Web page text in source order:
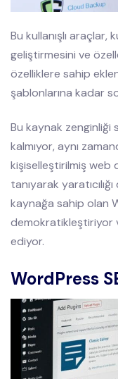
Bu kullanışlı araçlar,
geliştirmesini ve
özelliklere sahip
şablonlarına kadar
Bu kaynak zenginliği
kalmıyor, aynı
kişiselleştirilmiş web
tanıyarak
kaynağa sahip olan
demokratikleştiriyor
ediyor.
WordPress